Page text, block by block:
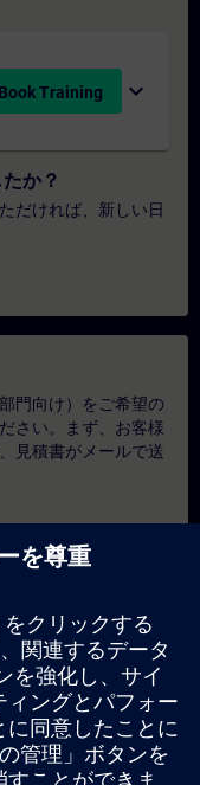
Book Training expand_more
か？
だければ、新しい日
門向け）をご希望の
さい。まず、お客様
見積書がメールで送
トレーニング
積もりをご希望の場
ください。このタイ
グループに適して
をご入力いただく
。